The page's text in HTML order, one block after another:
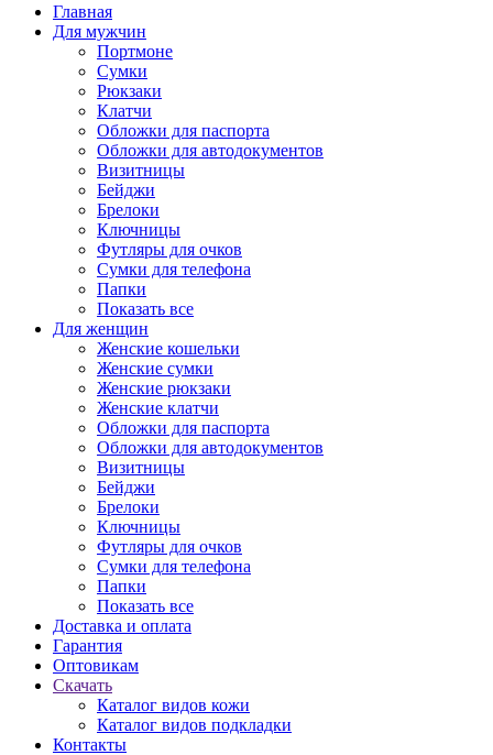
Главная
Для мужчин
Портмоне
Сумки
Рюкзаки
Клатчи
Обложки для паспорта
Обложки для автодокументов
Визитницы
Бейджи
Брелоки
Ключницы
Футляры для очков
Сумки для телефона
Папки
Показать все
Для женщин
Женские кошельки
Женские сумки
Женские рюкзаки
Женские клатчи
Обложки для паспорта
Обложки для автодокументов
Визитницы
Бейджи
Брелоки
Ключницы
Футляры для очков
Сумки для телефона
Папки
Показать все
Доставка и оплата
Гарантия
Оптовикам
Скачать
Каталог видов кожи
Каталог видов подкладки
Контакты